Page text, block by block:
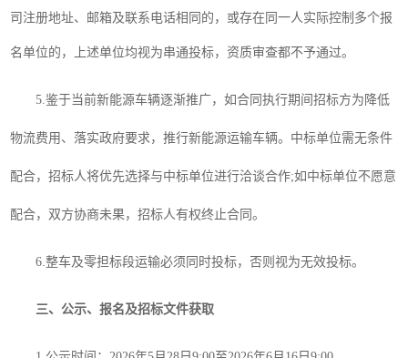
司注册地址、邮箱及联系电话相同的，或存在同一人实际控制多个报
名单位的，上述单位均视为串通投标，资质审查都不予通过。
5.鉴于当前新能源车辆逐渐推广，如合同执行期间招标方为降低
物流费用、落实政府要求，推行新能源运输车辆。中标单位需无条件
配合，招标人将优先选择与中标单位进行洽谈合作;如中标单位不愿意
配合，双方协商未果，招标人有权终止合同。
6.整车及零担标段运输必须同时投标，否则视为无效投标。
三、公示、报名及招标文件获取